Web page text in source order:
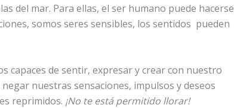
del mar. Para ellas, el ser humano puede hacerse
somos seres sensibles, los sentidos pueden
capaces de sentir, expresar y crear con nuestro
negar nuestras sensaciones, impulsos y deseos
reprimidos. ¡No te está permitido llorar!